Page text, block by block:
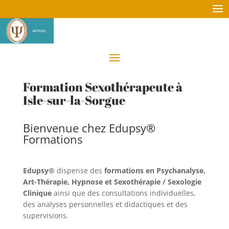
Formation Sexothérapeute à
Isle-sur-la-Sorgue
Bienvenue chez Edupsy®
Formations
Edupsy® dispense des formations en Psychanalyse,
Art-Thérapie, Hypnose et Sexothérapie / Sexologie
Cliniqueainsi que des consultations individuelles,
des analyses personnelles et didactiques et des
supervisions.